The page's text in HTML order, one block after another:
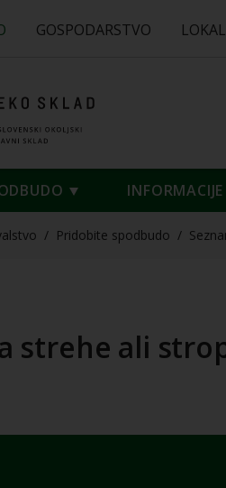
GOSPODARSTVO
INFORMACIJE
/ Pridobite spodbudo /
strehe ali